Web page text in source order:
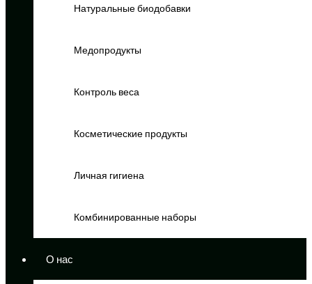
Натуральные биодобавки
Медопродукты
Контроль веса
Косметические продукты
Личная гигиена
Комбинированные наборы
О нас